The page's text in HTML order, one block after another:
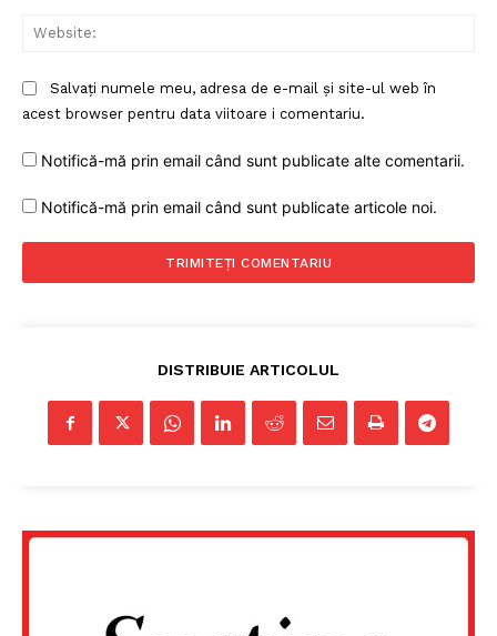
FREEDOM HOUSE ROMÂNIA
Salvați numele meu, adresa de e-mail și site-ul web în
acest browser pentru data viitoare i comentariu.
Notifică-mă prin email când sunt publicate alte comentarii.
Notifică-mă prin email când sunt publicate articole noi.
DISTRIBUIE ARTICOLUL